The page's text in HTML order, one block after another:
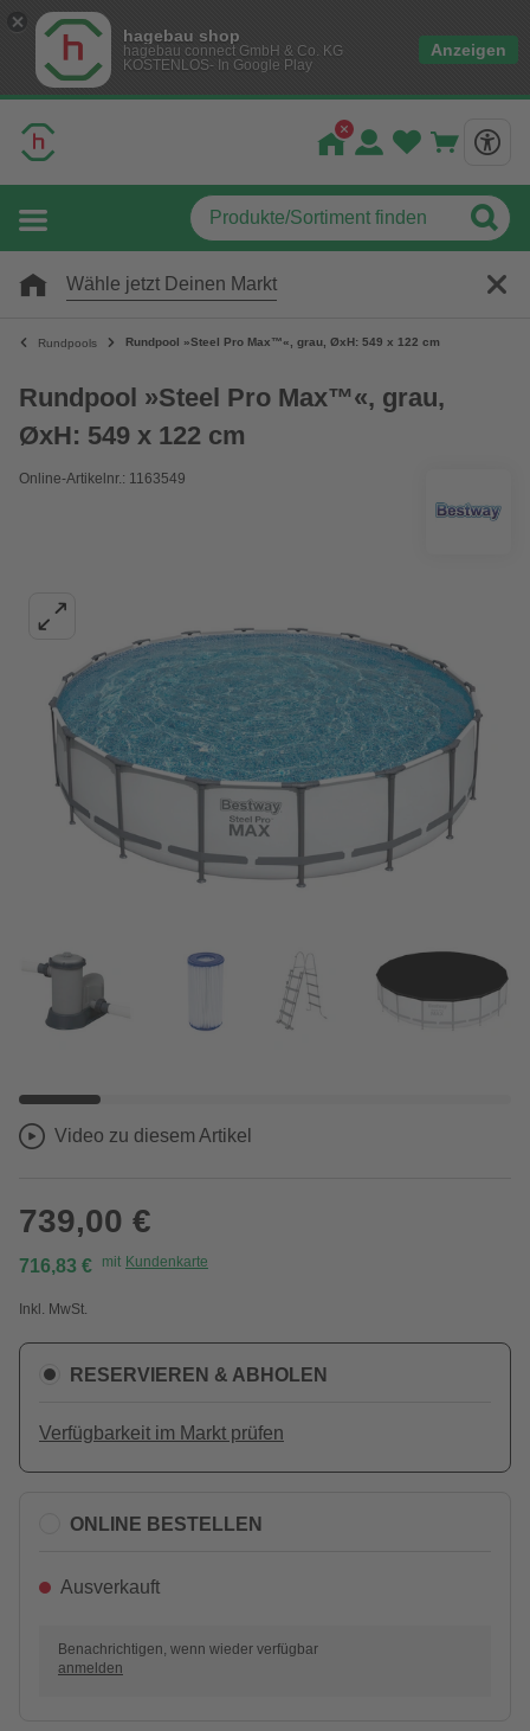
hagebau shop
hagebau connect GmbH & Co. KG
KOSTENLOS- In Google Play
Anzeigen
Wähle jetzt Deinen Markt
Rundpools Rundpool »Steel Pro Max™«, grau, ØxH: 549 x 122 cm
Rundpool »Steel Pro Max™«, grau,
ØxH: 549 x 122 cm
Online-Artikelnr.: 1163549
Video zu diesem Artikel
739,00 €
716,83 € mit Kundenkarte
Inkl. MwSt.
RESERVIEREN & ABHOLEN
Verfügbarkeit im Markt prüfen
ONLINE BESTELLEN
Ausverkauft
Benachrichtigen, wenn wieder verfügbar
anmelden